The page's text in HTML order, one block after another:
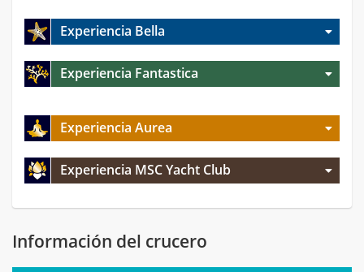
Experiencia Bella
Experiencia Fantastica
Experiencia Aurea
Experiencia MSC Yacht Club
Información del crucero